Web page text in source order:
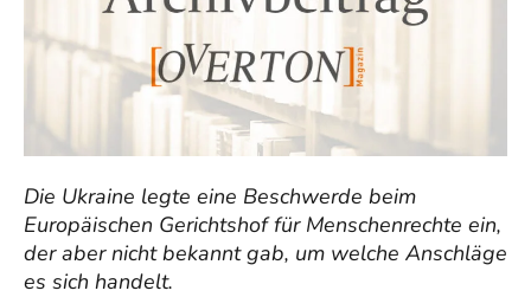
Die Ukraine legte eine Beschwerde beim
Europäischen Gerichtshof für Menschenrechte ein,
der aber nicht bekannt gab, um welche Anschläge
es sich handelt.